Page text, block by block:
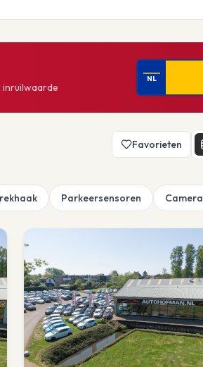
inruilwaarde
NL
Favorieten
Parkeersensoren Camera